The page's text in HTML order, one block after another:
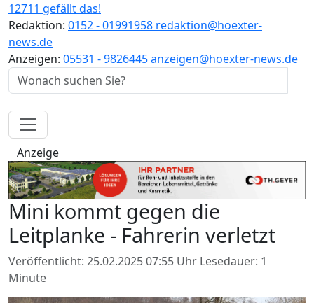
12711 gefällt das!
Redaktion: 0152 - 01991958 redaktion@hoexter-
news.de
Anzeigen: 05531 - 9826445anzeigen@hoexter-news.de
Anzeige
Mini kommt gegen die
Leitplanke - Fahrerin verletzt
Veröffentlicht: 25.02.2025 07:55 Uhr Lesedauer: 1
Minute